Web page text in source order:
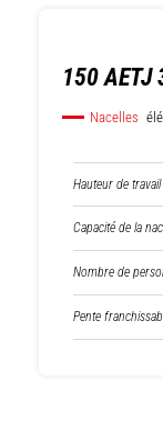
150 AETJ
Nacelles
Hauteur de travail
Capacité de la
Nombre de
Pente